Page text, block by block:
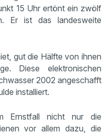
15 Uhr ertönt ein zwölf
Er ist das landesweite
gut die Hälfte von ihnen
Diese elektronischen
2002 angeschafft
installiert.
Ernstfall nicht nur die
vor allem dazu, die